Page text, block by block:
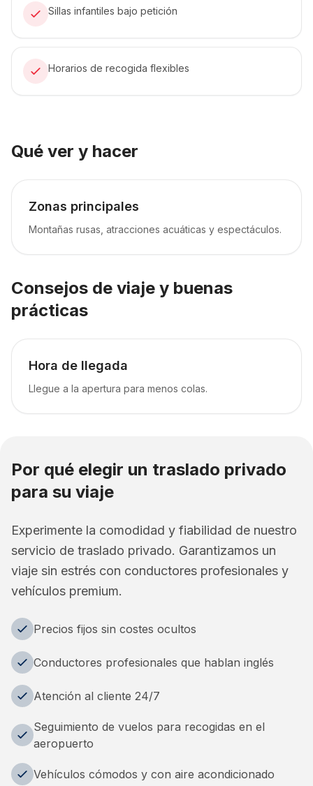
Sillas infantiles bajo petición
Horarios de recogida flexibles
Qué ver y hacer
Zonas principales
Montañas rusas, atracciones acuáticas y espectáculos.
Consejos de viaje y buenas
prácticas
Hora de llegada
Llegue a la apertura para menos colas.
Por qué elegir un traslado privado
para su viaje
Experimente la comodidad y fiabilidad de nuestro
servicio de traslado privado. Garantizamos un
viaje sin estrés con conductores profesionales y
vehículos premium.
Precios fijos sin costes ocultos
Conductores profesionales que hablan inglés
Atención al cliente 24/7
Seguimiento de vuelos para recogidas en el
aeropuerto
Vehículos cómodos y con aire acondicionado